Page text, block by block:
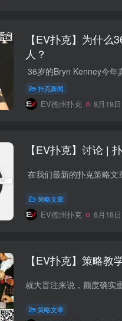
【EV扑克】为什
人？
扑克新闻
EV德州扑克 8月18
【EV扑克】讨论 |
策略文章
EV德州扑克 8月18
【EV扑克】策略
策略文章